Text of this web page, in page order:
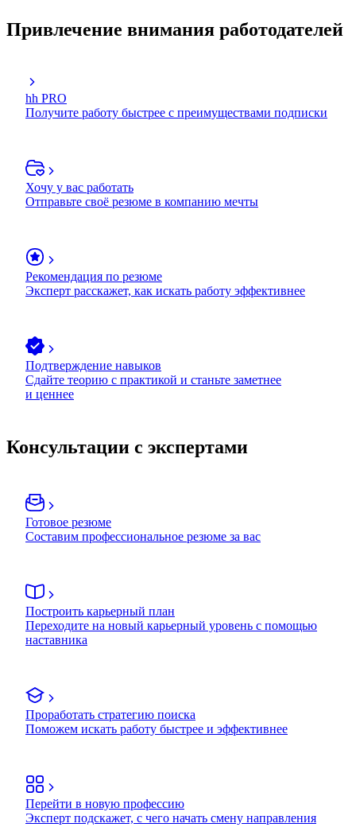
Привлечение внимания работодателей
hh PRO
Получите работу быстрее с преимуществами подписки
Хочу у вас работать
Отправьте своё резюме в компанию мечты
Рекомендация по резюме
Эксперт расскажет, как искать работу эффективнее
Подтверждение навыков
Сдайте теорию с практикой и станьте заметнее
и ценнее
Консультации с экспертами
Готовое резюме
Составим профессиональное резюме за вас
Построить карьерный план
Переходите на новый карьерный уровень с помощью
наставника
Проработать стратегию поиска
Поможем искать работу быстрее и эффективнее
Перейти в новую профессию
Эксперт подскажет, с чего начать смену направления